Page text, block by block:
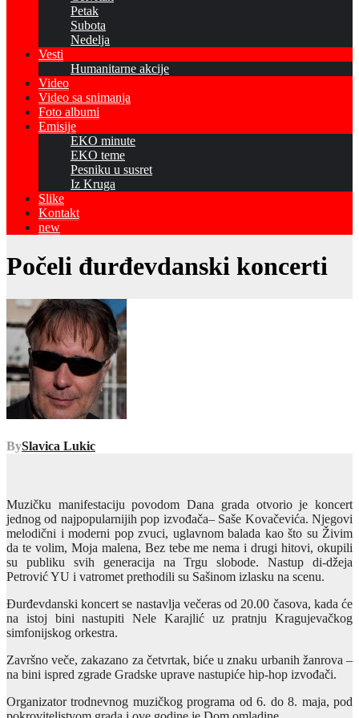
Petak
Subota
Nedelja
Vesti
Humanitarne akcije
Video
Video sa snimanja
Foto albumi
Emisije
EKO minute
EKO teme
Pesniku u susret
Iz Kruga
Slike
Kontakt
new
Počeli đurđevdanski koncerti
BySlavica Lukic
Muzičku manifestaciju povodom Dana grada otvorio je koncert
jednog od najpopularnijih pop izvođača– Saše Kovačevića. Njegovi
melodični i moderni pop zvuci, uglavnom balada kao što su Živim
da te volim, Moja malena, Bez tebe me nema i drugi hitovi, okupili
su publiku svih generacija na Trgu slobode. Nastup di-džeja
Petrović YU i vatromet prethodili su Sašinom izlasku na scenu.
Đurđevdanski koncert se nastavlja večeras od 20.00 časova, kada će
na istoj bini nastupiti Nele Karajlić uz pratnju Kragujevačkog
simfonijskog orkestra.
Završno veče, zakazano za četvrtak, biće u znaku urbanih žanrova –
na bini ispred zgrade Gradske uprave nastupiće hip-hop izvođači.
Organizator trodnevnog muzičkog programa od 6. do 8. maja, pod